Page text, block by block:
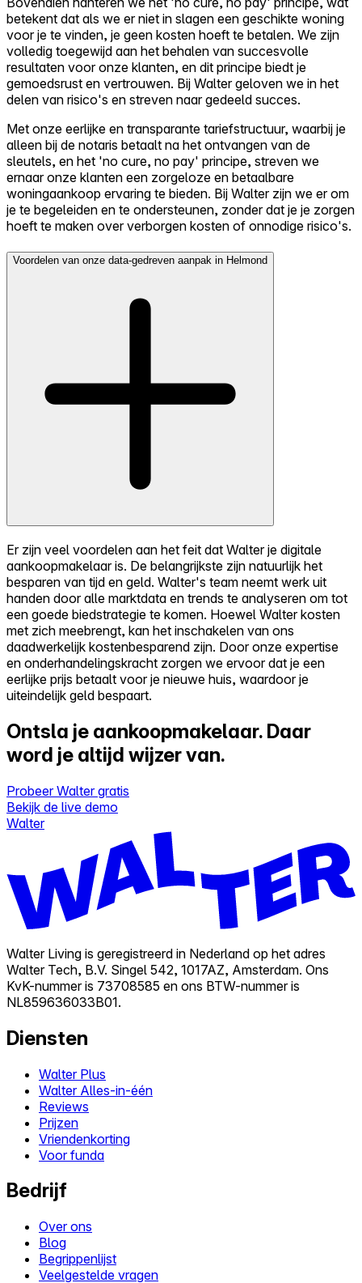
betekent dat als we er niet in slagen een geschikte woning
voor je te vinden, je geen kosten hoeft te betalen. We zijn
volledig toegewijd aan het behalen van succesvolle
resultaten voor onze klanten, en dit principe biedt je
gemoedsrust en vertrouwen. Bij Walter geloven we in het
delen van risico's en streven naar gedeeld succes.
Met onze eerlijke en transparante tariefstructuur, waarbij je
alleen bij de notaris betaalt na het ontvangen van de
sleutels, en het 'no cure, no pay' principe, streven we
ernaar onze klanten een zorgeloze en betaalbare
woningaankoop ervaring te bieden. Bij Walter zijn we er om
je te begeleiden en te ondersteunen, zonder dat je je zorgen
hoeft te maken over verborgen kosten of onnodige risico's.
Voordelen van onze data-gedreven aanpak in Helmond
Er zijn veel voordelen aan het feit dat Walter je digitale
aankoopmakelaar is. De belangrijkste zijn natuurlijk het
besparen van tijd en geld. Walter's team neemt werk uit
handen door alle marktdata en trends te analyseren om tot
een goede biedstrategie te komen. Hoewel Walter kosten
met zich meebrengt, kan het inschakelen van ons
daadwerkelijk kostenbesparend zijn. Door onze expertise
en onderhandelingskracht zorgen we ervoor dat je een
eerlijke prijs betaalt voor je nieuwe huis, waardoor je
uiteindelijk geld bespaart.
Ontsla je aankoopmakelaar. Daar
word je altijd wijzer van.
Probeer Walter gratis
Bekijk de live demo
Walter
Walter Living is geregistreerd in Nederland op het adres
Walter Tech, B.V. Singel 542, 1017AZ, Amsterdam. Ons
KvK-nummer is 73708585 en ons BTW-nummer is
NL859636033B01.
Diensten
Walter Plus
Walter Alles-in-één
Reviews
Prijzen
Vriendenkorting
Voor funda
Bedrijf
Over ons
Blog
Begrippenlijst
Veelgestelde vragen